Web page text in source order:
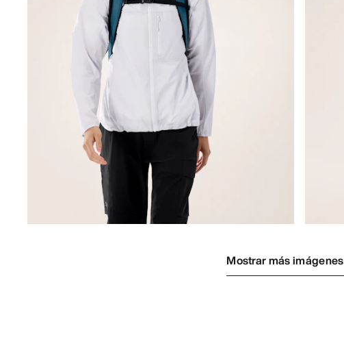
Mostrar más imágenes